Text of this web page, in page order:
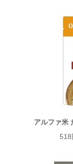
アルファ
518